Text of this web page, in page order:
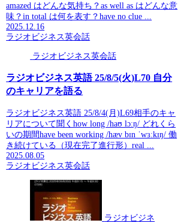
amazed はどんな気持ち？as well as はどんな意
味？in total は何を表す？have no clue ...
2025.12.16
ラジオビジネス英会話
ラジオビジネス英会話
ラジオビジネス英語 25/8/5(火)L70 自分
のキャリアを語る
ラジオビジネス英語 25/8/4(月)L69相手のキャ
リアについて聞くhow long /haʊ lɔːŋ/ どれくら
いの期間have been working /hæv bɪn ˈwɜːkɪŋ/ 働
き続けている（現在完了進行形）real ...
2025.08.05
ラジオビジネス英会話
ラジオビジネ